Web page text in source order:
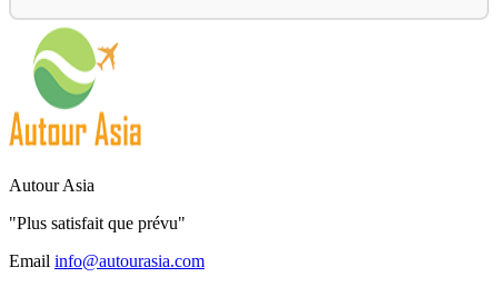
Autour Asia
"Plus satisfait que prévu"
Email info@autourasia.com